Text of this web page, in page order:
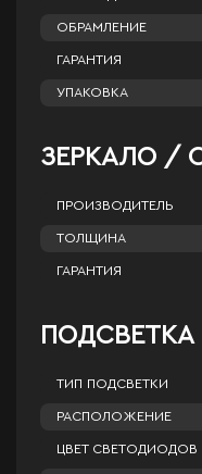
ОБРАМЛЕНИЕ
ГАРАНТИЯ
УПАКОВКА
ЗЕРКАЛО /
ПРОИЗВОДИТЕЛЬ
ТОЛЩИНА
ГАРАНТИЯ
ПОДСВЕТКА
ТИП ПОДСВЕТКИ
РАСПОЛОЖЕНИЕ
ЦВЕТ СВЕТОДИОДОВ